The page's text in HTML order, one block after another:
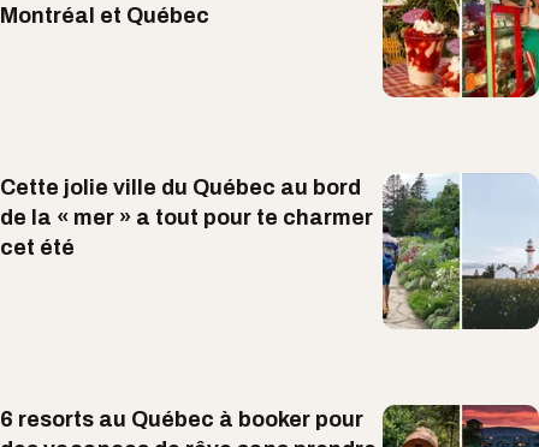
Montréal et Québec
Cette jolie ville du Québec au bord
de la « mer » a tout pour te charmer
cet été
6 resorts au Québec à booker pour